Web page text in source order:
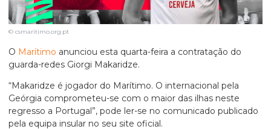
© csmaritimo.org.pt
O Marítimo anunciou esta quarta-feira a contratação do
guarda-redes Giorgi Makaridze.
“Makaridze é jogador do Marítimo. O internacional pela
Geórgia comprometeu-se com o maior das ilhas neste
regresso a Portugal”, pode ler-se no comunicado publicado
pela equipa insular no seu site oficial.